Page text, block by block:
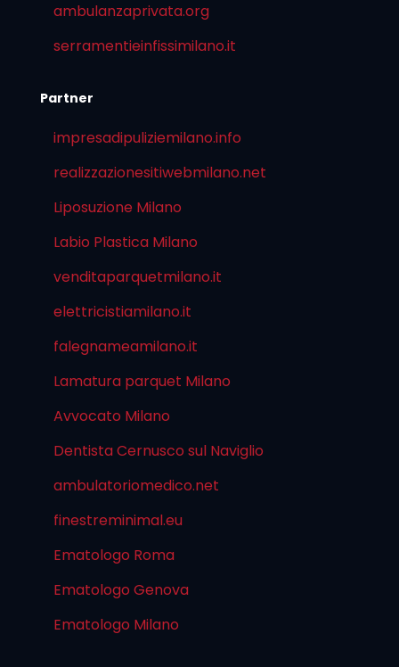
ambulanzaprivata.org
serramentieinfissimilano.it
Partner
impresadipuliziemilano.info
realizzazionesitiwebmilano.net
Liposuzione Milano
Labio Plastica Milano
venditaparquetmilano.it
elettricistiamilano.it
falegnameamilano.it
Lamatura parquet Milano
Avvocato Milano
Dentista Cernusco sul Naviglio
ambulatoriomedico.net
finestreminimal.eu
Ematologo Roma
Ematologo Genova
Ematologo Milano